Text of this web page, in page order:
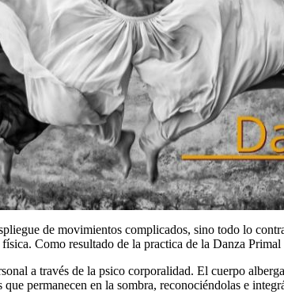
de movimientos complicados, sino todo lo
Como resultado de la practica de la Danza
a través de la psico corporalidad. El cuerpo
permanecen en la sombra, reconociéndolas e